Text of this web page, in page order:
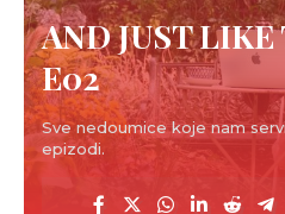
AND JUST LIKE
E02
Sve nedoumice koje nam
epizodi.